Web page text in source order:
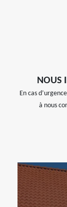
NOUS
En cas
à nous